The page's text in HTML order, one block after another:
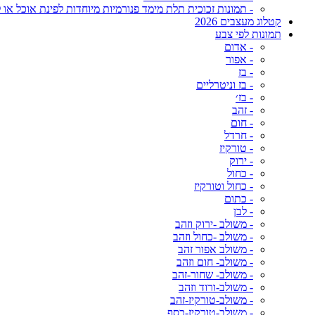
- תמונות זכוכית תלת מימד פנורמיות מיוחדות לפינת אוכל או
קטלוג מעצבים 2026
תמונות לפי צבע
- אדום
- אפור
- בז
- בז וניטרליים
- בז׳
- זהב
- חום
- חרדל
- טורקיז
- ירוק
- כחול
- כחול וטורקיז
- כתום
- לבן
- משולב -ירוק וזהב
- משולב -כחול וזהב
- משולב אפור זהב
- משולב- חום וזהב
- משולב- שחור-זהב
- משולב-ורוד וזהב
- משולב-טורקיז-זהב
- משולב-טורקיז-כסף